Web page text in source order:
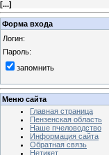
[...]
Форма входа
Логин:
Пароль:
запомнить
Меню сайта
Главная страница
Пензенская область
Наше пчеловодство
Информация сайта
Обратная связь
Нетикет